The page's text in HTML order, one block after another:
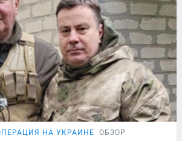
НА УКРАИНЕ ОБЗОР